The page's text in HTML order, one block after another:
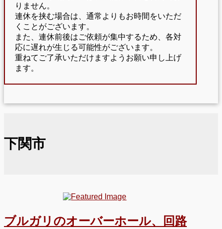
りません。
連休を挟む場合は、通常よりもお時間をいただ
くことがございます。
また、連休前後はご依頼が集中するため、各対
応に遅れが生じる可能性がございます。
重ねてご了承いただけますようお願い申し上げ
ます。
下関市
ブルガリのオーバーホール、回路